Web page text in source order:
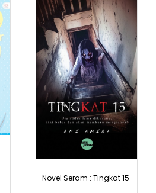
Novel Seram : Tingkat 15